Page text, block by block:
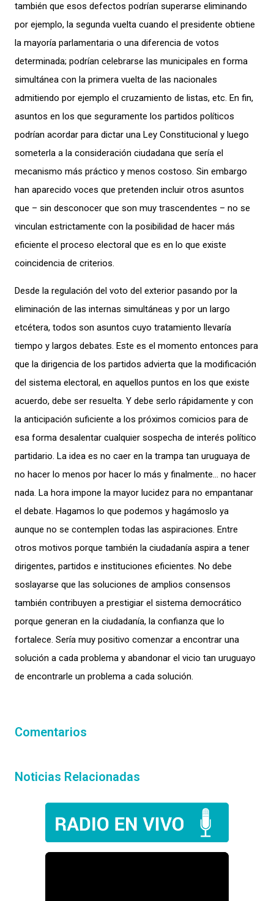
también que esos defectos podrían superarse eliminando
por ejemplo, la segunda vuelta cuando el presidente obtiene
la mayoría parlamentaria o una diferencia de votos
determinada; podrían celebrarse las municipales en forma
simultánea con la primera vuelta de las nacionales
admitiendo por ejemplo el cruzamiento de listas, etc. En fin,
asuntos en los que seguramente los partidos políticos
podrían acordar para dictar una Ley Constitucional y luego
someterla a la consideración ciudadana que sería el
mecanismo más práctico y menos costoso. Sin embargo
han aparecido voces que pretenden incluir otros asuntos
que – sin desconocer que son muy trascendentes – no se
vinculan estrictamente con la posibilidad de hacer más
eficiente el proceso electoral que es en lo que existe
coincidencia de criterios.
Desde la regulación del voto del exterior pasando por la
eliminación de las internas simultáneas y por un largo
etcétera, todos son asuntos cuyo tratamiento llevaría
tiempo y largos debates. Este es el momento entonces para
que la dirigencia de los partidos advierta que la modificación
del sistema electoral, en aquellos puntos en los que existe
acuerdo, debe ser resuelta. Y debe serlo rápidamente y con
la anticipación suficiente a los próximos comicios para de
esa forma desalentar cualquier sospecha de interés político
partidario. La idea es no caer en la trampa tan uruguaya de
no hacer lo menos por hacer lo más y finalmente… no hacer
nada. La hora impone la mayor lucidez para no empantanar
el debate. Hagamos lo que podemos y hagámoslo ya
aunque no se contemplen todas las aspiraciones. Entre
otros motivos porque también la ciudadanía aspira a tener
dirigentes, partidos e instituciones eficientes. No debe
soslayarse que las soluciones de amplios consensos
también contribuyen a prestigiar el sistema democrático
porque generan en la ciudadanía, la confianza que lo
fortalece. Sería muy positivo comenzar a encontrar una
solución a cada problema y abandonar el vicio tan uruguayo
de encontrarle un problema a cada solución.
Comentarios
Noticias Relacionadas